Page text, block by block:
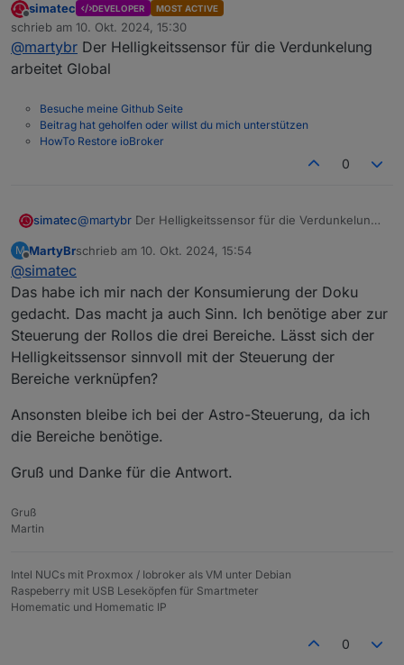
...
Sollen die Rolläden anhand eines Helligkeitssensors
autom. gefahren werden, wird dieser hier konfiguriert.
Die Aktivierung erfolgt anschließend für jeden
Rollladen individuell unter Haupteinstellungen
"Helligkeitssensor" ausgewählt wird.
werden sollen.
Helligkeitswert für das öffnen mit Helligkeitssensor
Helligkeitswert, ab dem die Rolläden geöffnet werden
Helligkeitssensor, z.B. von einer Wetterstation oder
...
Hierzu müsstest du pro Rollladen die Art der
bedingt aber, dass keine Gruppen/Bereiche gebildet
Oder sehe ich das falsch??
Offline
simatec DEVELOPER MOST ACTIVE
schrieb am 10. Okt. 2024, 15:30
zuletzt editiert von
@martybr Der Helligkeitssensor für die Verdunkelung
arbeitet Global
Besuche meine Github Seite
Beitrag hat geholfen oder willst du mich unterstützen
HowTo Restore ioBroker
0
simatec@martybr Der Helligkeitssensor für die Verdunkelung
M
Offline
MartyBrschrieb am 10. Okt. 2024, 15:54
zuletzt editiert von
@simatec
Das habe ich mir nach der Konsumierung der Doku
gedacht. Das macht ja auch Sinn. Ich benötige aber zur
Steuerung der Rollos die drei Bereiche. Lässt sich der
Helligkeitssensor sinnvoll mit der Steuerung der
Bereiche verknüpfen?
Ansonsten bleibe ich bei der Astro-Steuerung, da ich
die Bereiche benötige.
Gruß und Danke für die Antwort.
Gruß
Martin
Intel NUCs mit Proxmox / Iobroker als VM unter Debian
Raspeberry mit USB Leseköpfen für Smartmeter
Homematic und Homematic IP
0